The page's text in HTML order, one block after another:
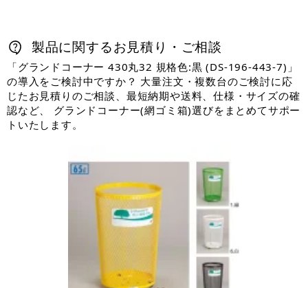
製品に関するお見積り・ご相談
「グランドコーナー 430丸32 規格色:黒 (DS-196-443-7)」
の導入をご検討中ですか？ 大量注文・複数台のご検討に応
じたお見積りのご相談、最短納期や送料、仕様・サイズの確
認など、 グランドコーナー(網ゴミ箱)選びをまとめてサポー
トいたします。